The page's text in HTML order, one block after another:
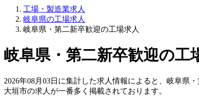
工場・製造業求人
岐阜県の工場求人
岐阜県・第二新卒歓迎の工場求人
岐阜県・第二新卒歓迎の工
2026年08月03日に集計した求人情報によると、岐阜県
大垣市の求人が一番多く掲載されております。